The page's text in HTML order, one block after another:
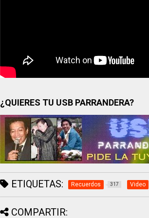
¿QUIERES TU USB PARRANDERA?
ETIQUETAS: Recuerdos 317 Video
COMPARTIR: